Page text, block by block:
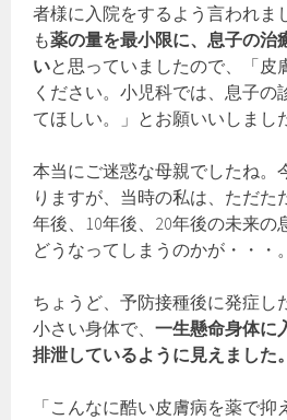
者様に入院をするよう言われま
も薬の量を最小限に、息子の治
いと思っていましたので、「皮
ください。小児科では、息子の
てほしい。」とお願いいしまし
本当にご迷惑な母親でしたね。
りますが、当時の私は、ただた
年後、10年後、20年後の未来の
どうなってしまうのかが・・・。
ちょうど、予防接種後に発症し
小さい身体で、一生懸命身体に
排泄しているように見えました。
「こんなに酷い皮膚病を薬で